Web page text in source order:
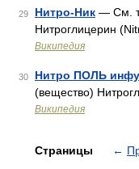
29 Нитро-Ник — См.
Нитроглицерин
Википедия
30 Нитро ПОЛЬ
(вещество)
Википедия
Страницы ←